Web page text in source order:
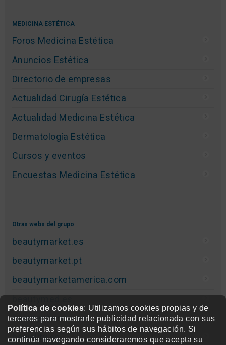
Política de cookies: Utilizamos cookies propias y de
terceros para mostrarle publicidad relacionada con sus
preferencias según sus hábitos de navegación. Si
continúa navegando consideraremos que acepta su
MEDICINA ESTÉTICA
Foros Medicina Estética
Anuncios Estética
Directorio de empresas
Actualidad Cirugía Estética
Actualidad Medicina Estética
Dermatología Estética
Cursos y eventos
Encuestas Medicina Estética
Otras webs del grupo
beautymarket.es
beautymarket.pt
beautymarketamerica.com
beautypharma.es
bewellty.es